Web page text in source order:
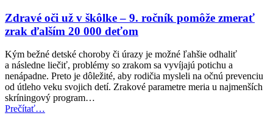
to,
o
čom
sme
vôbec
netušili…”
Zdravé oči už v škôlke – 9. ročník pomôže zmerať
zrak ďalším 20 000 deťom
Kým bežné detské choroby či úrazy je možné ľahšie odhaliť
a následne liečiť, problémy so zrakom sa vyvíjajú potichu a
nenápadne. Preto je dôležité, aby rodičia mysleli na očnú prevenciu
od útleho veku svojich detí. Zrakové parametre meria u najmenších
skríningový program…
Prečítať“Zdravé
…